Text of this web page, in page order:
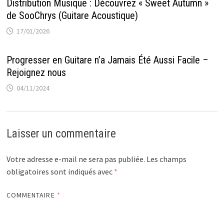
Distribution Musique : Découvrez « Sweet Autumn »
de SooChrys (Guitare Acoustique)
17/01/2026
Progresser en Guitare n’a Jamais Été Aussi Facile –
Rejoignez nous
04/11/2024
Laisser un commentaire
Votre adresse e-mail ne sera pas publiée. Les champs
obligatoires sont indiqués avec *
COMMENTAIRE *